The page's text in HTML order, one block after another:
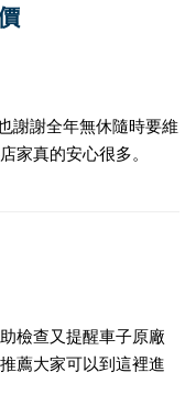
謝謝全年無休隨時要維
家真的安心很多。
檢查又提醒車子原廠
薦大家可以到這裡進